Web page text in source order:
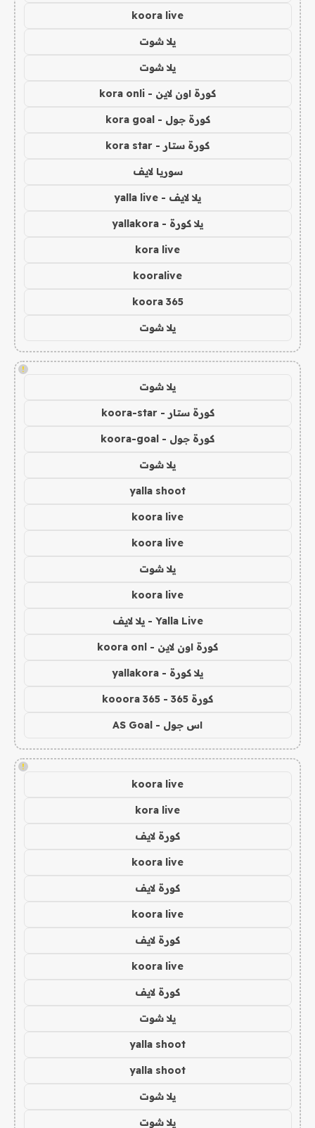
koora live
يلا شوت
يلا شوت
كورة اون لاين - kora onli
كورة جول - kora goal
كورة ستار - kora star
سوريا لايف
يلا لايف - yalla live
يلا كورة - yallakora
kora live
kooralive
koora 365
يلا شوت
!
يلا شوت
كورة ستار - koora-star
كورة جول - koora-goal
يلا شوت
yalla shoot
koora live
koora live
يلا شوت
koora live
Yalla Live - يلا لايف
كورة اون لاين - koora onl
يلا كورة - yallakora
كورة 365 - kooora 365
اس جول - AS Goal
!
koora live
kora live
كورة لايف
koora live
كورة لايف
koora live
كورة لايف
koora live
كورة لايف
يلا شوت
yalla shoot
yalla shoot
يلا شوت
يلا شوت